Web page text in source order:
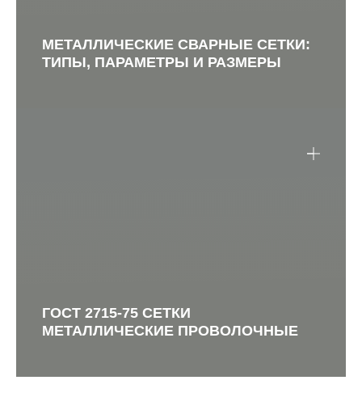
МЕТАЛЛИЧЕСКИЕ СВАРНЫЕ СЕТКИ:
ТИПЫ, ПАРАМЕТРЫ И РАЗМЕРЫ
ГОСТ 2715-75 СЕТКИ
МЕТАЛЛИЧЕСКИЕ ПРОВОЛОЧНЫЕ